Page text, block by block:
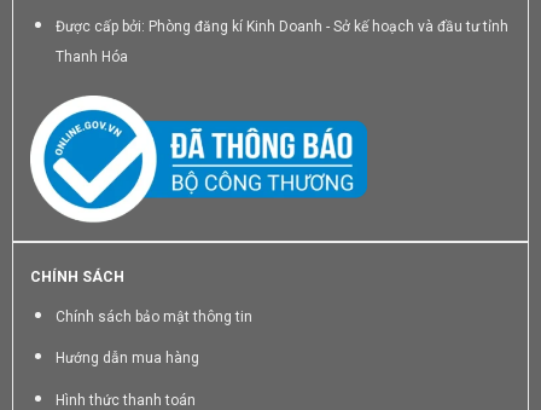
Được cấp bởi: Phòng đăng kí Kinh Doanh - Sở kế hoạch và đầu tư tỉnh
Thanh Hóa
CHÍNH SÁCH
Chính sách bảo mật thông tin
Hướng dẫn mua hàng
Hình thức thanh toán